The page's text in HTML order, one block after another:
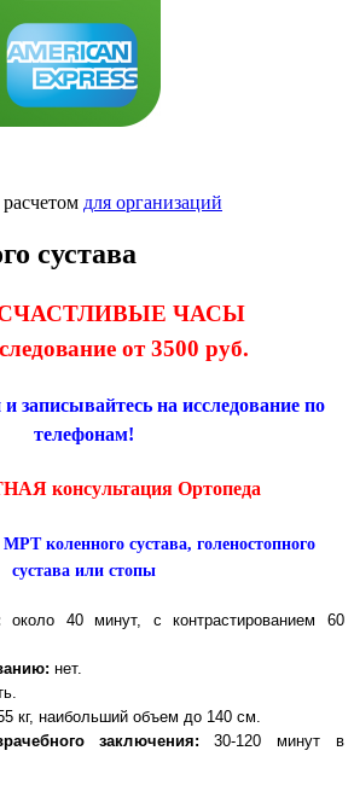
для организаций
сустава
СЧАСТЛИВЫЕ ЧАСЫ
от 3500 руб.
записывайтесь на исследование по
телефонам!
консультация Ортопеда
коленного сустава, голеностопного
сустава или стопы
около 40минут, с контрастированием 60
нет.
кг, наибольший объем до 140 см.
заключения: 30-120 минут в